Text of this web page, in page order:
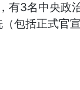
名中央政治
包括正式官